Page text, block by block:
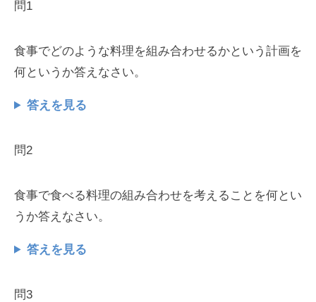
問1
食事でどのような料理を組み合わせるかという計画を
何というか答えなさい。
答えを見る
問2
食事で食べる料理の組み合わせを考えることを何とい
うか答えなさい。
答えを見る
問3